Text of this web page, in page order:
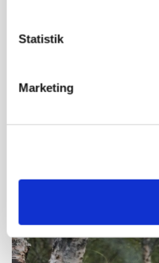
Statistik
Marketing
presset marked for